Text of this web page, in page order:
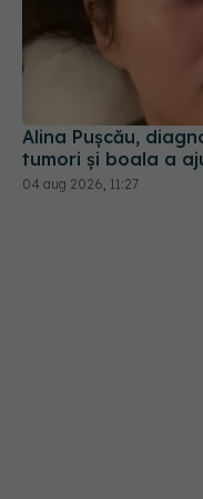
Alina Pușcău,
tumori și boala a
04 aug 2026, 11:27